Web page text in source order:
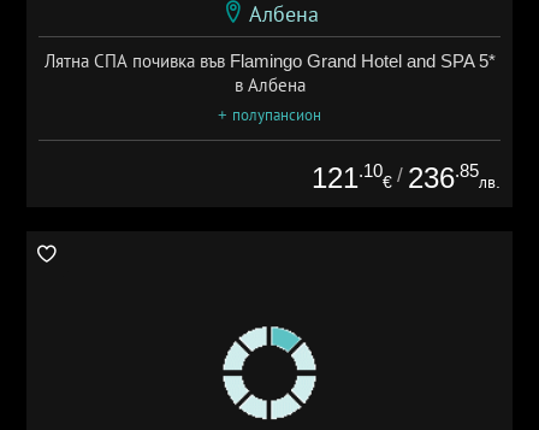
Албена
Лятна СПА почивка във Flamingo Grand Hotel and SPA 5*
в Албена
+ полупансион
121.10
€ / 236.85
лв.